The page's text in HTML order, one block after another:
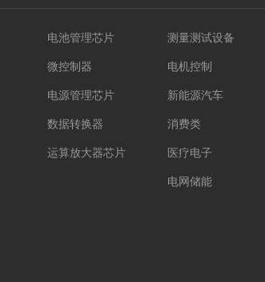
电池管理芯片
微控制器
电源管理芯片
数据转换器
运算放大器芯片
测量测试设备
电机控制
新能源汽车
消费类
医疗电子
电网储能